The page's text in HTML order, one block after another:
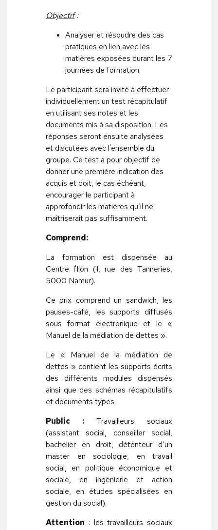
Objectif:
Analyser et résoudre des cas
pratiques en lien avec les
matières exposées durant les 7
journées de formation.
Le participant sera invité à effectuer
individuellement un test récapitulatif
en utilisant ses notes et les
documents mis à sa disposition. Les
réponses seront ensuite analysées
et discutées avec l'ensemble du
groupe. Ce test a pour objectif de
donner une première indication des
acquis et doit, le cas échéant,
encourager le participant à
approfondir les matières qu’il ne
maîtriserait pas suffisamment.
Comprend:
La formation est dispensée au
Centre l'Ilon (1, rue des Tanneries,
5000 Namur).
Ce prix comprend un sandwich, les
pauses-café, les supports diffusés
sous format électronique et le «
Manuel de la médiation de dettes ».
Le « Manuel de la médiation de
dettes » contient les supports écrits
des différents modules dispensés
ainsi que des schémas récapitulatifs
et documents types.
Public : Travailleurs sociaux
(assistant social, conseiller social,
bachelier en droit, détenteur d’un
master en sociologie, en travail
social, en politique économique et
sociale, en ingénierie et action
sociale, en études spécialisées en
gestion du social).
Attention : les travailleurs sociaux